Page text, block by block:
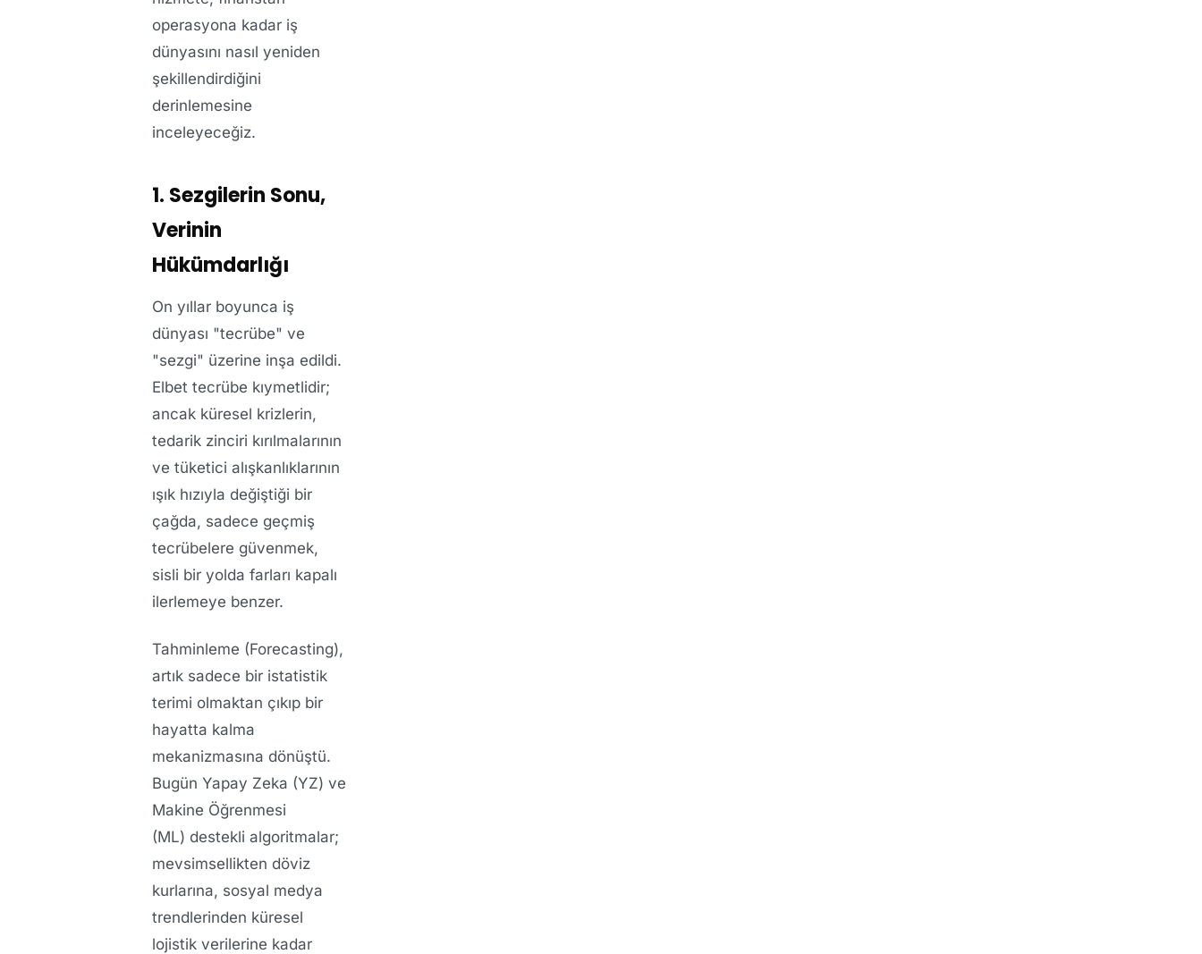
operasyona kadar iş
dünyasını nasıl yeniden
şekillendirdiğini
derinlemesine
inceleyeceğiz.
1. Sezgilerin Sonu,
Verinin
Hükümdarlığı
On yıllar boyunca iş
dünyası "tecrübe" ve
"sezgi" üzerine inşa edildi.
Elbet tecrübe kıymetlidir;
ancak küresel krizlerin,
tedarik zinciri kırılmalarının
ve tüketici alışkanlıklarının
ışık hızıyla değiştiği bir
çağda, sadece geçmiş
tecrübelere güvenmek,
sisli bir yolda farları kapalı
ilerlemeye benzer.
Tahminleme (Forecasting),
artık sadece bir istatistik
terimi olmaktan çıkıp bir
hayatta kalma
mekanizmasına dönüştü.
Bugün Yapay Zeka (YZ) ve
Makine Öğrenmesi
(ML) destekli algoritmalar;
mevsimsellikten döviz
kurlarına, sosyal medya
trendlerinden küresel
lojistik verilerine kadar